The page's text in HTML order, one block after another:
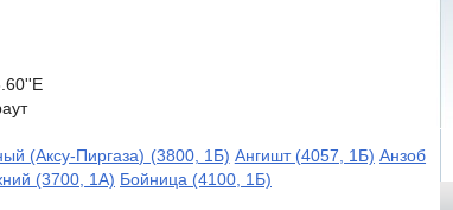
(Аксу-Пиргаза) (3800, 1Б) Ангишт (4057, 1Б) Анзоб
(3700, 1А) Бойница (4100, 1Б)